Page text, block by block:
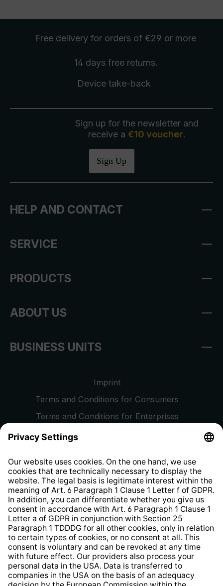
Free delivery for orders of €29 or more
14 days free returns.
Device take-back
Sign up for the newsletter and
receive a €10 voucher.
Sign Up
HELP AND CONTACT
SERVICE
PRODUCTS
ABOUT US
BUSINESS UNITS
Imprint
Terms and Conditions for Consumers
Terms and Conditions for Enterprises
Privacy Policy
Whistleblower Protection System
Web Accessibility